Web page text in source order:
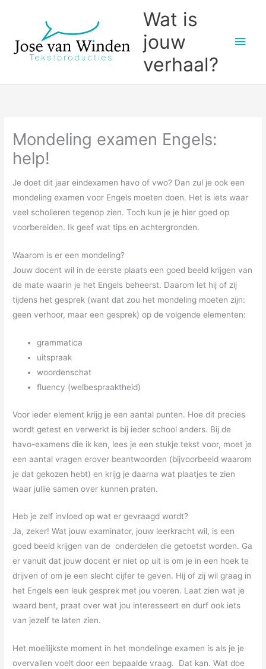
inhoud
Wat is
jouw
verhaal?
Mondeling examen Engels:
help!
Je doet dit jaar eindexamen havo of vwo? Dan zul je ook een
mondeling examen voor Engels moeten doen. Het is iets waar
veel scholieren tegenop zien. Toch kun je je hier goed op
voorbereiden. Ik geef wat tips en achtergronden.
Waarom is er een mondeling?
Jouw docent wil in de eerste plaats een goed beeld krijgen van
de mate waarin je het Engels beheerst. Daarom let hij of zij
tijdens het gesprek (want dat zou het mondeling moeten zijn:
geen verhoor, maar een gesprek) op de volgende elementen:
grammatica
uitspraak
woordenschat
fluency (welbespraaktheid)
Voor ieder element krijg je een aantal punten. Hoe dit precies
wordt getest en verwerkt is bij ieder school anders. Bij de
havo-examens die ik ken, lees je een stukje tekst voor, moet je
een aantal vragen erover beantwoorden (bijvoorbeeld waarom
je dat gekozen hebt) en krijg je daarna wat plaatjes te zien
waar jullie samen over kunnen praten.
Heb je zelf invloed op wat er gevraagd wordt?
Ja, zeker! Wat jouw examinator, jouw leerkracht wil, is een
goed beeld krijgen van de onderdelen die getoetst worden. Ga
er vanuit dat jouw docent er niet op uit is om je in een hoek te
drijven of om je een slecht cijfer te geven. Hij of zij wil graag in
het Engels een leuk gesprek met jou voeren. Laat zien wat je
waard bent, praat over wat jou interesseert en durf ook iets
van jezelf te laten zien.
Het moeilijkste moment in het mondelinge examen is als je je
overvallen voelt door een bepaalde vraag. Dat kan. Wat doe